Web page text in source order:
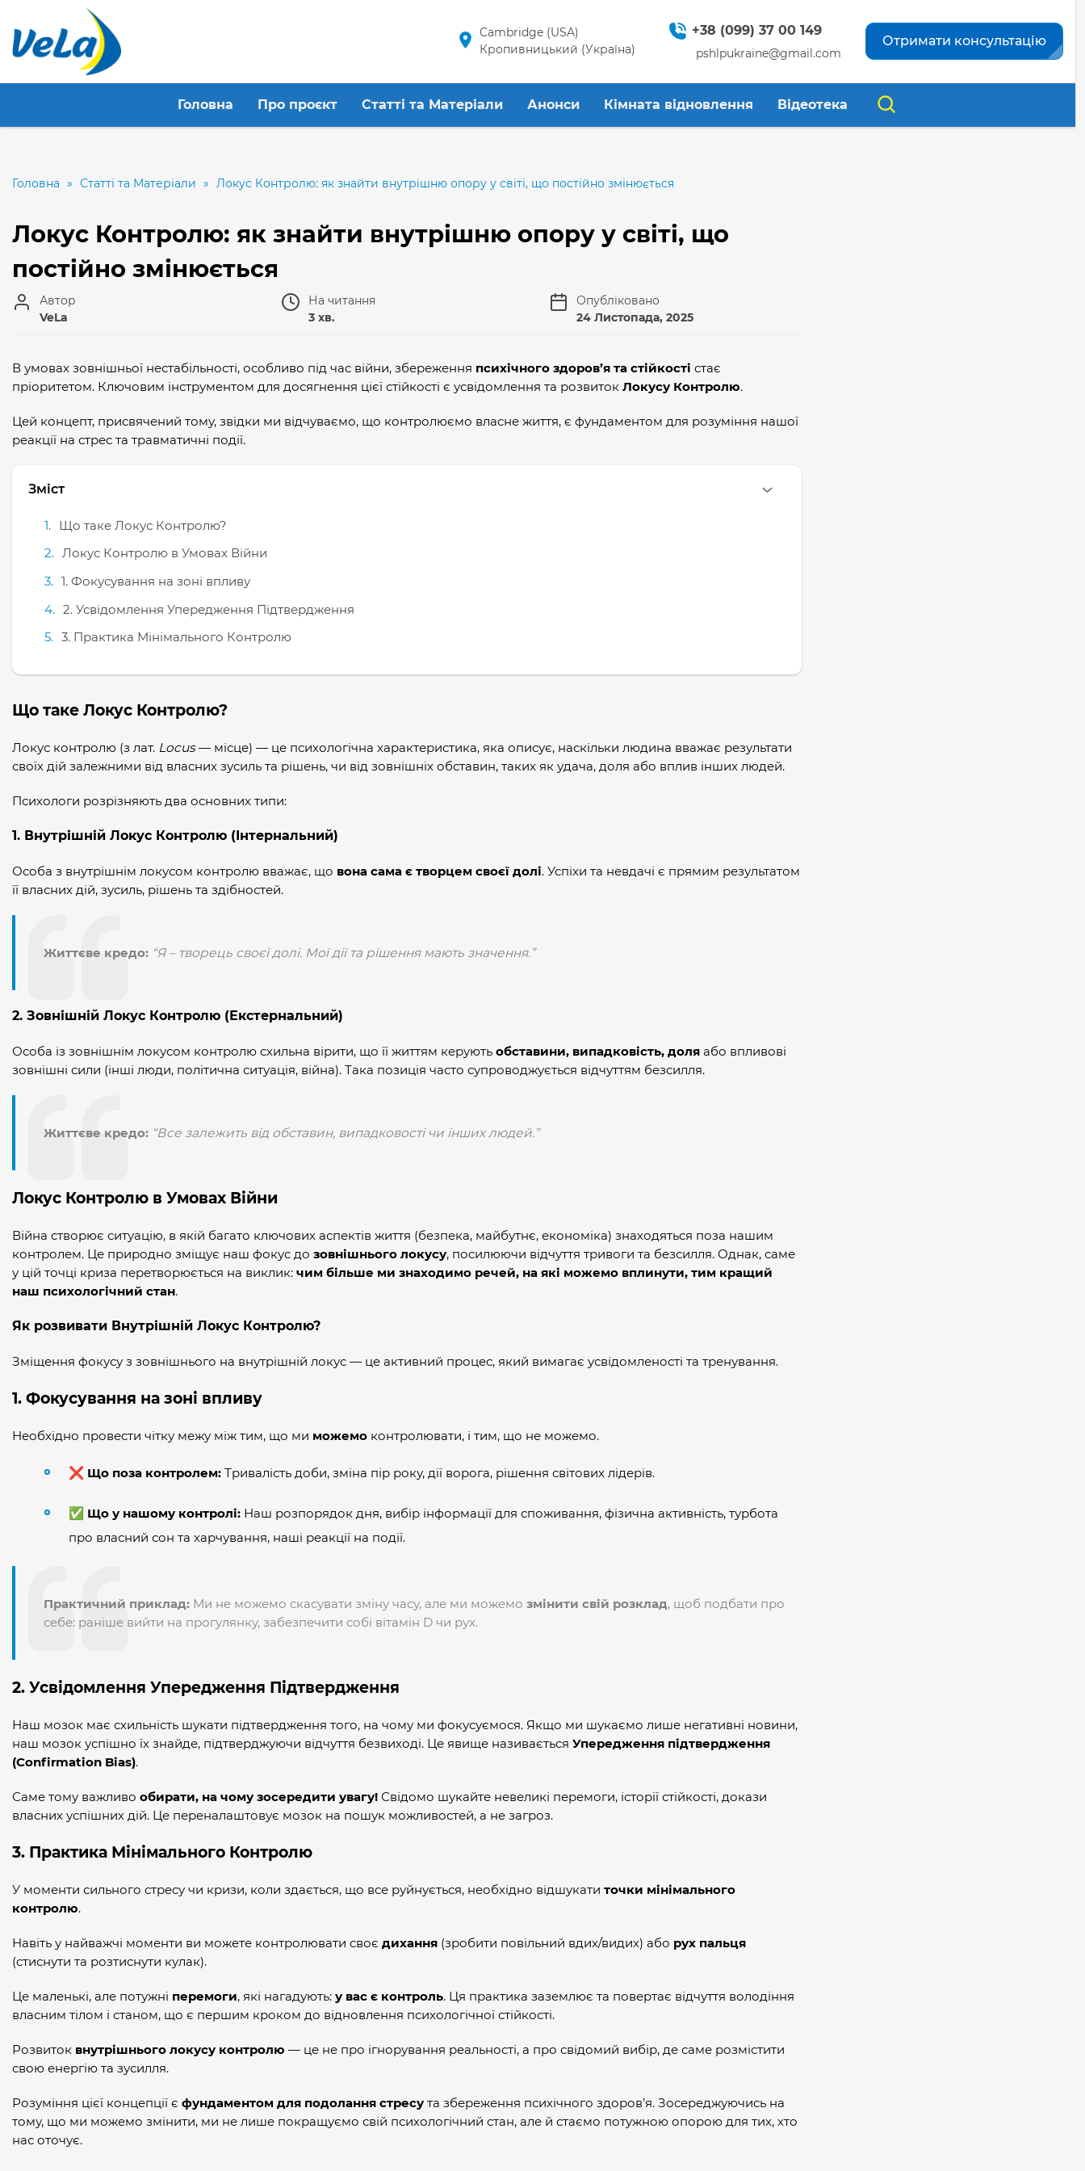
Cambridge (USA)
Кропивницький (Україна)
+38 (099) 37 00 149
pshlpukraine@gmail.com
Отримати консультацію
Головна Про проєкт Статті та Матеріали Анонси Кімната відновлення Відеотека
Головна » Статті та Матеріали » Локус Контролю: як знайти внутрішню опору у світі, що постійно змінюється
Локус Контролю: як знайти внутрішню опору у світі, що
постійно змінюється
Автор
VeLa
На читання
3 хв.
Опубліковано
24 Листопада, 2025
В умовах зовнішньої нестабільності, особливо під час війни, збереження психічного здоров’я та стійкості стає
пріоритетом. Ключовим інструментом для досягнення цієї стійкості є усвідомлення та розвиток Локусу Контролю.
Цей концепт, присвячений тому, звідки ми відчуваємо, що контролюємо власне життя, є фундаментом для розуміння нашої
реакції на стрес та травматичні події.
Зміст
Що таке Локус Контролю?
Локус Контролю в Умовах Війни
1. Фокусування на зоні впливу
2. Усвідомлення Упередження Підтвердження
3. Практика Мінімального Контролю
Що таке Локус Контролю?
Локус контролю (з лат. Locus— місце) — це психологічна характеристика, яка описує, наскільки людина вважає результати
своїх дій залежними від власних зусиль та рішень, чи від зовнішніх обставин, таких як удача, доля або вплив інших людей.
Психологи розрізняють два основних типи:
1. Внутрішній Локус Контролю (Інтернальний)
Особа з внутрішнім локусом контролю вважає, що вона сама є творцем своєї долі. Успіхи та невдачі є прямим результатом
її власних дій, зусиль, рішень та здібностей.
Життєве кредо: “Я – творець своєї долі. Мої дії та рішення мають значення.”
2. Зовнішній Локус Контролю (Екстернальний)
Особа із зовнішнім локусом контролю схильна вірити, що її життям керують обставини, випадковість, доля або впливові
зовнішні сили (інші люди, політична ситуація, війна). Така позиція часто супроводжується відчуттям безсилля.
Життєве кредо: “Все залежить від обставин, випадковості чи інших людей.”
Локус Контролю в Умовах Війни
Війна створює ситуацію, в якій багато ключових аспектів життя (безпека, майбутнє, економіка) знаходяться поза нашим
контролем. Це природно зміщує наш фокус до зовнішнього локусу, посилюючи відчуття тривоги та безсилля. Однак, саме
у цій точці криза перетворюється на виклик: чим більше ми знаходимо речей, на які можемо вплинути, тим кращий
наш психологічний стан.
Як розвивати Внутрішній Локус Контролю?
Зміщення фокусу з зовнішнього на внутрішній локус — це активний процес, який вимагає усвідомленості та тренування.
1. Фокусування на зоні впливу
Необхідно провести чітку межу між тим, що ми можемо контролювати, і тим, що не можемо.
❌ Що поза контролем: Тривалість доби, зміна пір року, дії ворога, рішення світових лідерів.
✅ Що у нашому контролі: Наш розпорядок дня, вибір інформації для споживання, фізична активність, турбота
про власний сон та харчування, наші реакції на події.
Практичний приклад: Ми не можемо скасувати зміну часу, але ми можемо змінити свій розклад, щоб подбати про
себе: раніше вийти на прогулянку, забезпечити собі вітамін D чи рух.
2. Усвідомлення Упередження Підтвердження
Наш мозок має схильність шукати підтвердження того, на чому ми фокусуємося. Якщо ми шукаємо лише негативні новини,
наш мозок успішно їх знайде, підтверджуючи відчуття безвиході. Це явище називається Упередження підтвердження
(Confirmation Bias).
Саме тому важливо обирати, на чому зосередити увагу! Свідомо шукайте невеликі перемоги, історії стійкості, докази
власних успішних дій. Це переналаштовує мозок на пошук можливостей, а не загроз.
3. Практика Мінімального Контролю
У моменти сильного стресу чи кризи, коли здається, що все руйнується, необхідно відшукати точки мінімального
контролю.
Навіть у найважчі моменти ви можете контролювати своє дихання (зробити повільний вдих/видих) або рух пальця
(стиснути та розтиснути кулак).
Це маленькі, але потужні перемоги, які нагадують: у вас є контроль. Ця практика заземлює та повертає відчуття володіння
власним тілом і станом, що є першим кроком до відновлення психологічної стійкості.
Розвиток внутрішнього локусу контролю — це не про ігнорування реальності, а про свідомий вибір, де саме розмістити
свою енергію та зусилля.
Розуміння цієї концепції є фундаментом для подолання стресу та збереження психічного здоров’я. Зосереджуючись на
тому, що ми можемо змінити, ми не лише покращуємо свій психологічний стан, але й стаємо потужною опорою для тих, хто
нас оточує.